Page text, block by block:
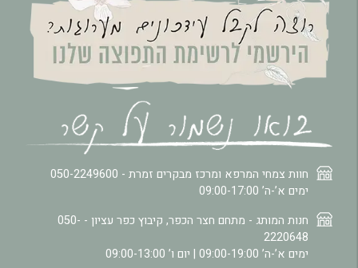
חוות צמחי המרפא ומרכז מבקרים זמרת - 050-2249600
ימים א’-ה’ 09:00-17:00
חנות המותג - מתחם חצר הכפר, קיבוץ כפר עציון - 050-
2220648
ימים א’-ה’ 09:00-19:00 | יום ו’ 09:00-13:00